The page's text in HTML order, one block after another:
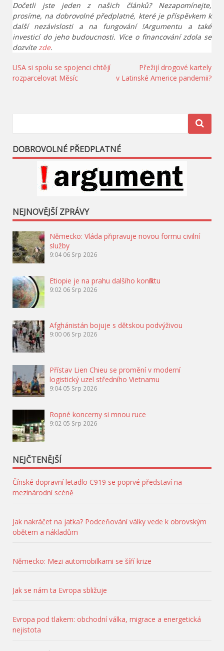
Dočetli jste jeden z našich článků? Nezapomínejte,
prosíme, na dobrovolné předplatné, které je příspěvkem k
další nezávislosti a na fungování !Argumentu a také
investicí do jeho budoucnosti. Více o financování zdola se
dozvítezde.
Navigace
pro
USA si spolu se spojenci chtějí
rozparcelovat Měsíc
Přežijí drogové kartely
v Latinské Americe pandemii?
DOBROVOLNÉ PŘEDPLATNÉ
NEJNOVĚJŠÍ ZPRÁVY
Německo: Vláda připravuje novou formu civilní
služby
9:04 06 Srp 2026
Etiopie je na prahu dalšího konfliktu
9:02 06 Srp 2026
Afghánistán bojuje s dětskou podvýživou
9:00 06 Srp 2026
Přístav Lien Chieu se promění v moderní
logistický uzel středního Vietnamu
9:04 05 Srp 2026
Ropné koncerny si mnou ruce
9:02 05 Srp 2026
NEJČTENĚJŠÍ
Čínské dopravní letadlo C919 se poprvé představí na
mezinárodní scéně
Jak nakráčet na jatka? Podceňování války vede k obrovským
obětem a nákladům
Německo: Mezi automobilkami se šíří krize
Jak se nám ta Evropa sbližuje
Evropa pod tlakem: obchodní válka, migrace a energetická
nejistota